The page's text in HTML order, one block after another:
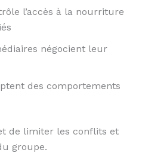
l’accès à la nourriture
négocient leur
des comportements
de limiter les conflits et
groupe.